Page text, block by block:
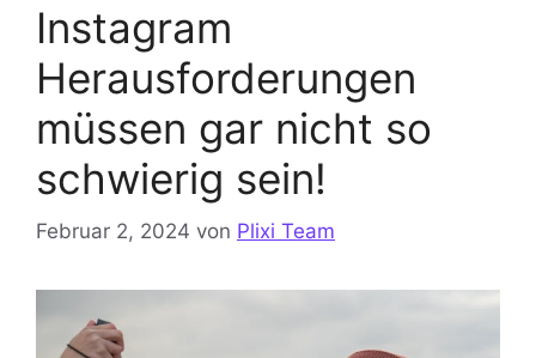
Instagram
Herausforderungen
müssen gar nicht so
schwierig sein!
Februar 2, 2024 von Plixi Team